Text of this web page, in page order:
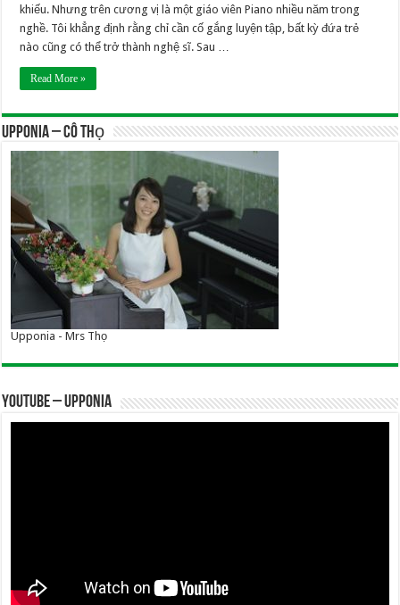
khiếu. Nhưng trên cương vị là một giáo viên Piano nhiều năm trong
nghề. Tôi khẳng định rằng chỉ cần cố gắng luyện tập, bất kỳ đứa trẻ
nào cũng có thể trở thành nghệ sĩ. Sau …
Read More »
UPPONIA – Cô Thọ
Upponia - Mrs Thọ
YOUTUBE – UPPONIA